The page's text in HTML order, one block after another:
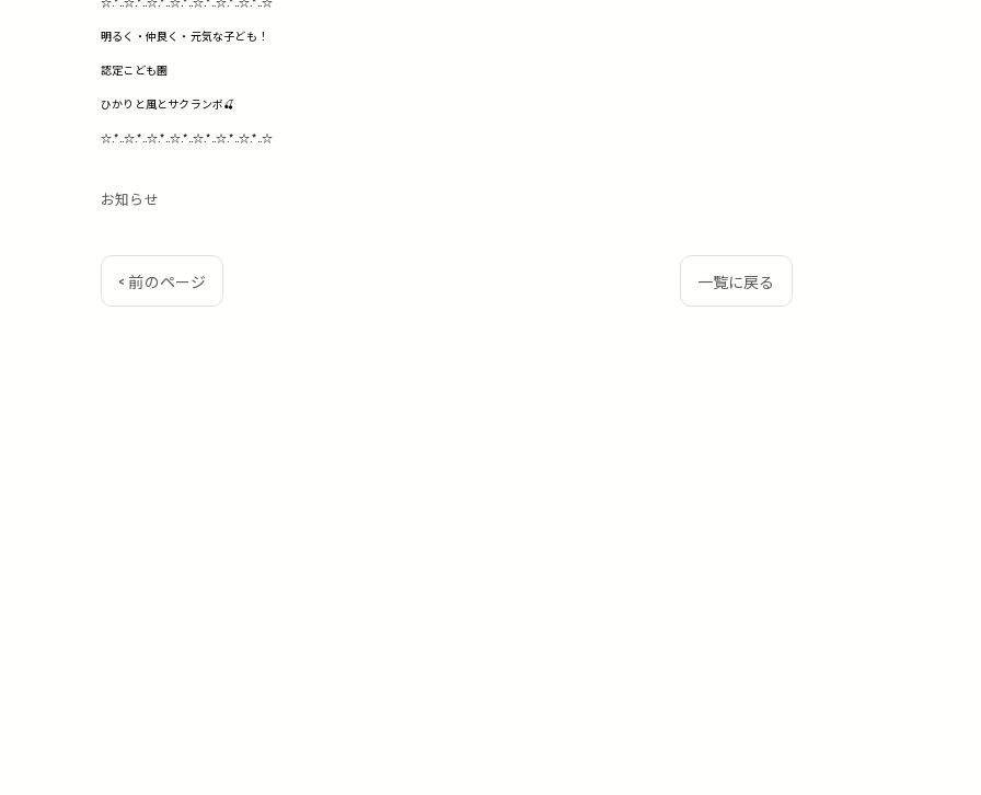
明るく・仲良く・元気な子ども！
認定こども園
ひかりと風とサクランボ🍒
☆.*..☆.*..☆.*..☆.*..☆.*..☆.*..☆.*..☆
お知らせ
< 前のページ 一覧に戻る